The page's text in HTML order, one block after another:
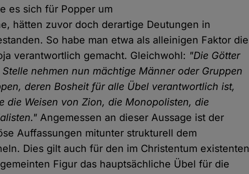
es sich für Popper um
hätten zuvor doch derartige Deutungen in
So habe man etwa als alleinigen Faktor die
verantwortlich gemacht. Gleichwohl: "Die Götter
nehmen nun mächtige Männer oder Gruppen
deren Bosheit für alle Übel verantwortlich ist,
die Weisen von Zion, die Monopolisten, die
Angemessen an dieser Aussage ist der
Auffassungen mitunter strukturell dem
Dies gilt auch für den im Christentum existenten
Figur das hauptsächliche Übel für die